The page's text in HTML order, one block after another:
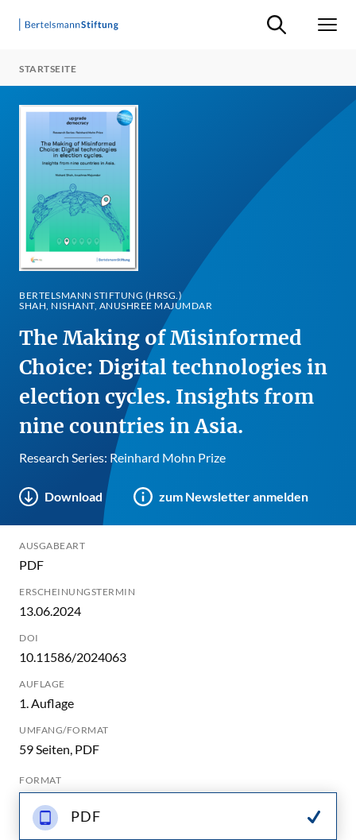
Suche ein-/
STARTSEITE
BERTELSMANN STIFTUNG (HRSG.)
SHAH, NISHANT, ANUSHREE MAJUMDAR
The Making of Misinformed
Choice: Digital technologies in
election cycles. Insights from
nine countries in Asia.
Research Series: Reinhard Mohn Prize
Download zum Newsletter anmelden
AUSGABEART
PDF
ERSCHEINUNGSTERMIN
13.06.2024
DOI
10.11586/2024063
AUFLAGE
1. Auflage
UMFANG/FORMAT
59 Seiten, PDF
FORMAT
PDF